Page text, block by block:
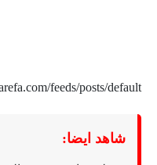
feeds/posts/default
شاهد ايضا: